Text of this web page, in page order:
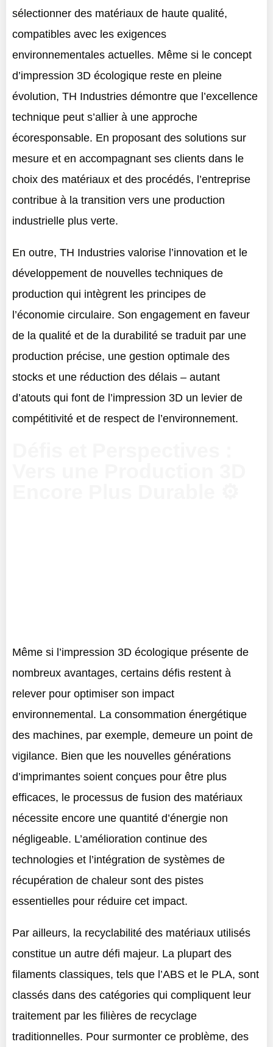
sélectionner des matériaux de haute qualité,
compatibles avec les exigences
environnementales actuelles. Même si le concept
d’impression 3D écologique reste en pleine
évolution, TH Industries démontre que l’excellence
technique peut s’allier à une approche
écoresponsable. En proposant des solutions sur
mesure et en accompagnant ses clients dans le
choix des matériaux et des procédés, l’entreprise
contribue à la transition vers une production
industrielle plus verte.
En outre, TH Industries valorise l’innovation et le
développement de nouvelles techniques de
production qui intègrent les principes de
l’économie circulaire. Son engagement en faveur
de la qualité et de la durabilité se traduit par une
production précise, une gestion optimale des
stocks et une réduction des délais – autant
d’atouts qui font de l’impression 3D un levier de
compétitivité et de respect de l’environnement.
Même si l’impression 3D écologique présente de
nombreux avantages, certains défis restent à
relever pour optimiser son impact
environnemental. La consommation énergétique
des machines, par exemple, demeure un point de
vigilance. Bien que les nouvelles générations
d’imprimantes soient conçues pour être plus
efficaces, le processus de fusion des matériaux
nécessite encore une quantité d’énergie non
négligeable. L’amélioration continue des
technologies et l’intégration de systèmes de
récupération de chaleur sont des pistes
essentielles pour réduire cet impact.
Par ailleurs, la recyclabilité des matériaux utilisés
constitue un autre défi majeur. La plupart des
filaments classiques, tels que l’ABS et le PLA, sont
classés dans des catégories qui compliquent leur
traitement par les filières de recyclage
traditionnelles. Pour surmonter ce problème, des